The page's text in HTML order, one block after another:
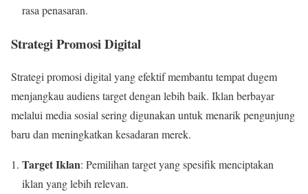
rasa penasaran.
Strategi Promosi Digital
Strategi promosi digital yang efektif membantu tempat dugem
menjangkau audiens target dengan lebih baik. Iklan berbayar
melalui media sosial sering digunakan untuk menarik pengunjung
baru dan meningkatkan kesadaran merek.
Target Iklan: Pemilihan target yang spesifik menciptakan
iklan yang lebih relevan.